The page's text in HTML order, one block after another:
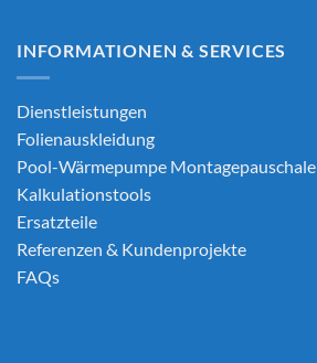
INFORMATIONEN & SERVICES
Dienstleistungen
Folienauskleidung
Pool-Wärmepumpe Montagepauschale
Kalkulationstools
Ersatzteile
Referenzen & Kundenprojekte
FAQs